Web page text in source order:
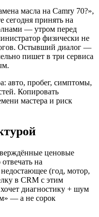
масла на Camry 70?»,
сегодня принять на
— утром перед
физически не
Остывший диалог —
пишет в три сервиса
авто, пробег, симптомы,
Копировать
мастера и риск
ценовые
на
(год, мотор,
в CRM с этим
диагностику + шум
— а не сорок